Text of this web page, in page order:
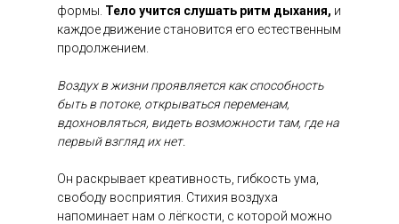
формы. Тело учится слушать ритм дыхания, и
каждое движение становится его естественным
продолжением.
Воздух в жизни проявляется как способность
быть в потоке, открываться переменам,
вдохновляться, видеть возможности там, где на
первый взгляд их нет.
Он раскрывает креативность, гибкость ума,
свободу восприятия. Стихия воздуха
напоминает нам о лёгкости, с которой можно